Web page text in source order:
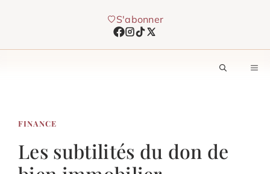
S'abonner
FINANCE
Les subtilités du don de